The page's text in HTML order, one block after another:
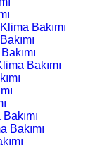
Bakımı
Bakımı
Bakımı